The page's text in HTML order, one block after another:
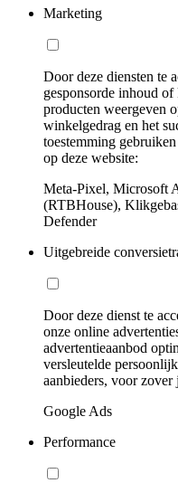
Marketing
Door deze diensten te
gesponsorde inhoud
producten weergeven
winkelgedrag en het
toestemming
op deze website:
Meta-Pixel, Microsoft
(RTBHouse),
Defender
Uitgebreide
Door deze dienst te
onze online
advertentieaanbod
versleutelde
aanbieders, voor
Google Ads
Performance